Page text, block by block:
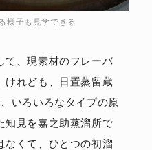
様子も見学できる
て、現素材のフレーバ
けれども、日置蒸留蔵
いろいろなタイプの原
知見を嘉之助蒸溜所で
なくて、ひとつの初溜